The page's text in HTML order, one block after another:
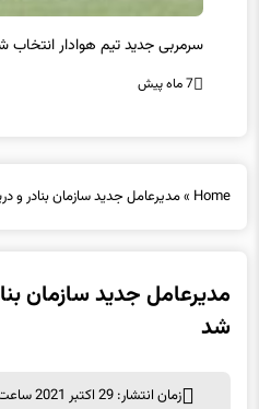
سرمربی جدید تیم هوادار انتخاب
7 ماه پیش
Home
»مدیرعامل جدید سازمان بنادر و
مدیرعامل جدید سازمان
شد
زمان انتشار: 29 اکتبر 2021 ساعت 11:14